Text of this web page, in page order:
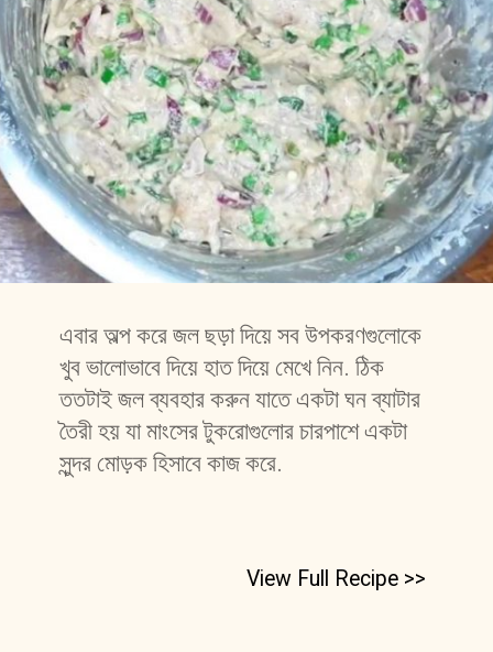
এবার অল্প করে জল ছড়া দিয়ে সব উপকরণগুলোকে
খুব ভালোভাবে দিয়ে হাত দিয়ে মেখে নিন. ঠিক
ততটাই জল ব্যবহার করুন যাতে একটা ঘন ব্যাটার
তৈরী হয় যা মাংসের টুকরোগুলোর চারপাশে একটা
সুন্দর মোড়ক হিসাবে কাজ করে.
View Full Recipe >>